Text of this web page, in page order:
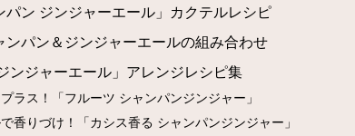
パン ジンジャーエール」カクテルレシピ
ンパン＆ジンジャーエールの組み合わせ
ンジャーエール」アレンジレシピ集
ラス！「フルーツ シャンパンジンジャー」
香りづけ！「カシス香る シャンパンジンジャー」